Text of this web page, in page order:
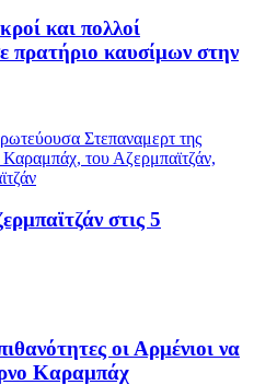
και πολλοί
πρατήριο καυσίμων στην
στις 5
οι Αρμένιοι να
Καραμπάχ